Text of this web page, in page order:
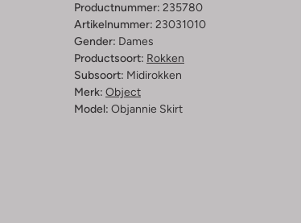
Productnummer: 235780
Artikelnummer: 23031010
Gender: Dames
Productsoort: Rokken
Subsoort: Midirokken
Merk: Object
Model: Objannie Skirt